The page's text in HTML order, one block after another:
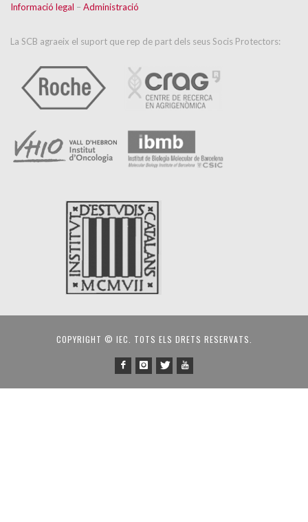
Informació legal – Administració
La SCB agraeix el suport que rep de part dels seus Socis Protectors:
COPYRIGHT © IEC. TOTS ELS DRETS RESERVATS.